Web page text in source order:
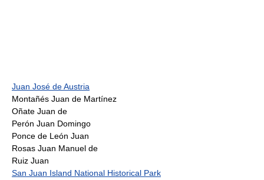
Juan José de Austria
Montañés Juan de Martínez
Oñate Juan de
Perón Juan Domingo
Ponce de León Juan
Rosas Juan Manuel de
Ruiz Juan
San Juan Island National Historical Park